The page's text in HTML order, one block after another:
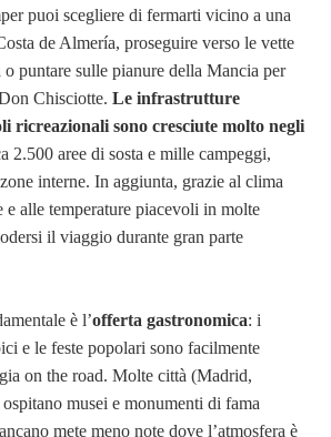
puoi scegliere di fermarti vicino a una
de Almería, proseguire verso le vette
puntare sulle pianure della Mancia per
Chisciotte. Le infrastrutture
ricreazionali sono cresciute molto negli
2.500 aree di sosta e mille campeggi,
interne. In aggiunta, grazie al clima
e alle temperature piacevoli in molte
il viaggio durante gran parte
è l’offerta gastronomica: i
e le feste popolari sono facilmente
on the road. Molte città (Madrid,
musei e monumenti di fama
mete meno note dove l’atmosfera è